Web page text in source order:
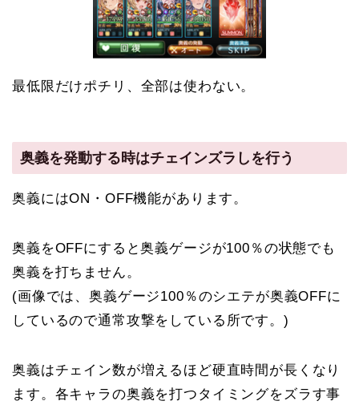
最低限だけポチリ、全部は使わない。
奥義を発動する時はチェインズラしを行う
奥義にはON・OFF機能があります。
奥義をOFFにすると奥義ゲージが100％の状態でも
奥義を打ちません。
(画像では、奥義ゲージ100％のシエテが奥義OFFに
しているので通常攻撃をしている所です。)
奥義はチェイン数が増えるほど硬直時間が長くなり
ます。各キャラの奥義を打つタイミングをズラす事